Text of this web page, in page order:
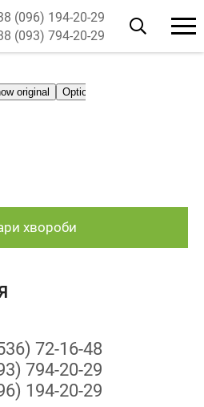
(096) 194-20-29
(093) 794-20-29
хвороби
72-16-48
794-20-29
194-20-29